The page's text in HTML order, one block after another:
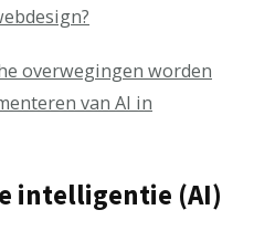
overwegingen worden
van AI in
intelligentie (AI)